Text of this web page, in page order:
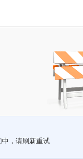
中，请刷新重试